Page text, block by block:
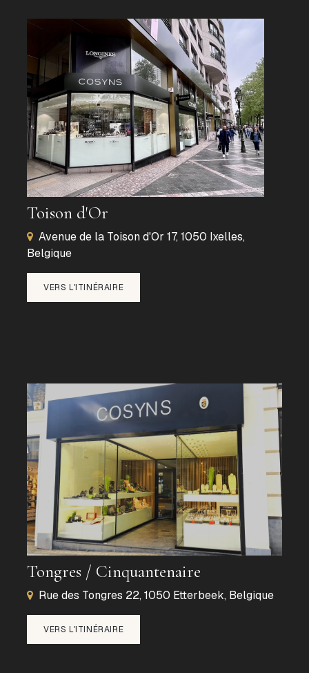
Toison d'Or
Avenue de la Toison d'Or 17, 1050 Ixelles,
Belgique
VERS L'ITINÉRAIRE
Tongres / Cinquantenaire
Rue des Tongres 22, 1050 Etterbeek, Belgique
VERS L'ITINÉRAIRE